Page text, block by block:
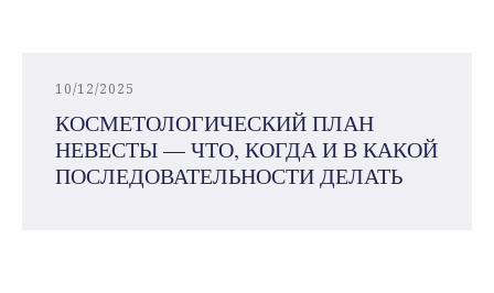
10/12/2025
КОСМЕТОЛОГИЧЕСКИЙ ПЛАН
НЕВЕСТЫ — ЧТО, КОГДА И В КАКОЙ
ПОСЛЕДОВАТЕЛЬНОСТИ ДЕЛАТЬ